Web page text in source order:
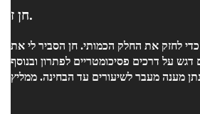
חן ז.
לחזק את החלק הכמותי. חן הסביר לי את
על דרכים פסיכומטריים לפתרון ובנוסף